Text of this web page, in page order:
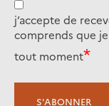
j’accepte de
comprends que
tout moment